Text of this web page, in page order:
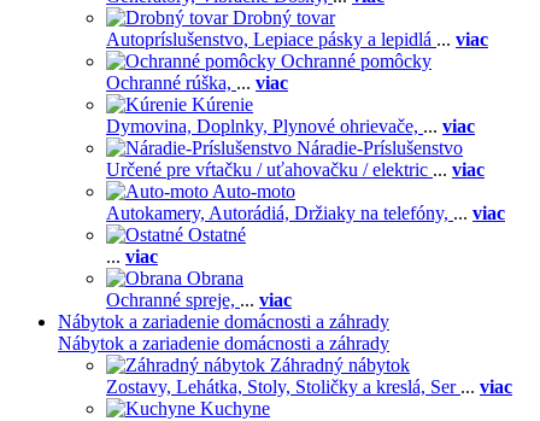
Drobný tovar
Autopríslušenstvo, Lepiace pásky a lepidlá ... viac
Ochranné pomôcky
Ochranné rúška, ... viac
Kúrenie
Dymovina, Doplnky, Plynové ohrievače, ... viac
Náradie-Príslušenstvo
Určené pre vŕtačku / uťahovačku / elektric ... viac
Auto-moto
Autokamery, Autorádiá, Držiaky na telefóny, ... viac
Ostatné
... viac
Obrana
Ochranné spreje, ... viac
Nábytok a zariadenie domácnosti a záhrady
Nábytok a zariadenie domácnosti a záhrady
Záhradný nábytok
Zostavy, Lehátka, Stoly, Stoličky a kreslá, Ser ... viac
Kuchyne